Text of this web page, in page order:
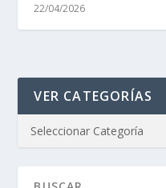
22/04/2026
VER CATEGORÍAS